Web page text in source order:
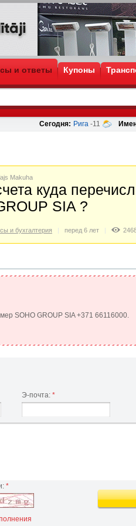
и ответы Купоны
Сегодня: Рига -11
Makuha
куда
SIA ?
и бухгалтерия перед 6 лет
SOHO GROUP SIA +371 66116000.
Э-почта: *
*